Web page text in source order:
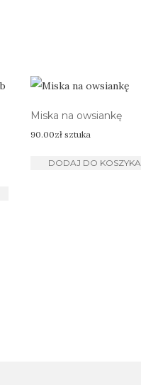
Miska na owsiankę
90.00zł sztuka
DODAJ DO KOSZYKA